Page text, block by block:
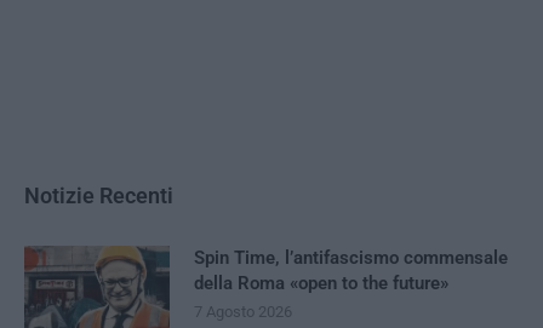
Notizie Recenti
Spin Time, l’antifascismo commensale
della Roma «open to the future»
7 Agosto 2026